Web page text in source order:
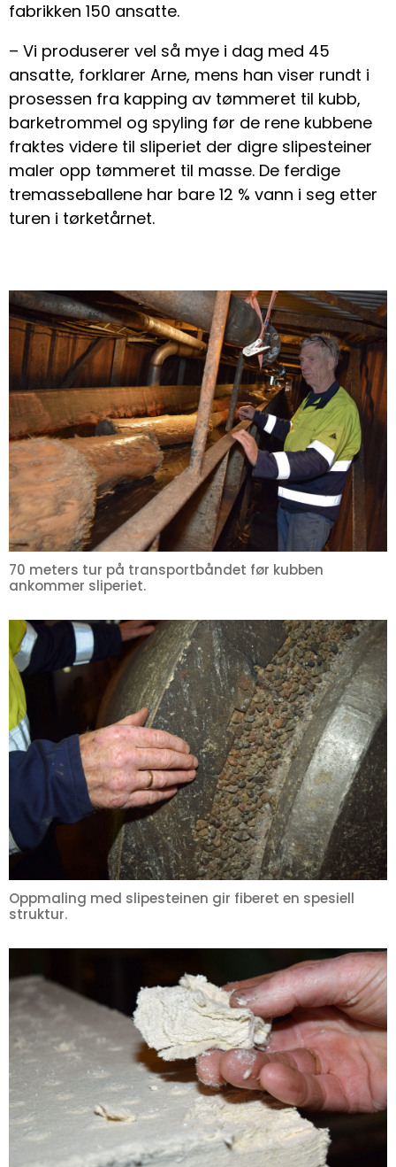
fabrikken 150 ansatte.
– Vi produserer vel så mye i dag med 45
ansatte, forklarer Arne, mens han viser rundt i
prosessen fra kapping av tømmeret til kubb,
barketrommel og spyling før de rene kubbene
fraktes videre til sliperiet der digre slipesteiner
maler opp tømmeret til masse. De ferdige
tremasseballene har bare 12 % vann i seg etter
turen i tørketårnet.
70 meters tur på transportbåndet før kubben
ankommer sliperiet.
Oppmaling med slipesteinen gir fiberet en spesiell
struktur.